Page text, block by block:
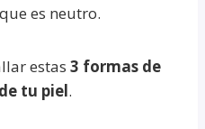
es neutro.
estas 3 formas de
tu piel.